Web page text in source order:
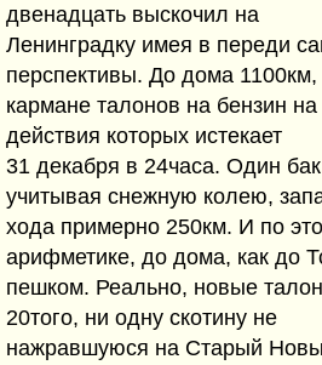
двенадцать выскочил на
Ленинградку имея в переди
перспективы. До дома 1100км,
кармане талонов на бензин
действия которых истекает
31 декабря в 24часа. Один
учитывая снежную колею,
хода примерно 250км. И по
арифметике, до дома, как до
пешком. Реально, новые
20того, ни одну скотину не
нажравшуюся на Старый